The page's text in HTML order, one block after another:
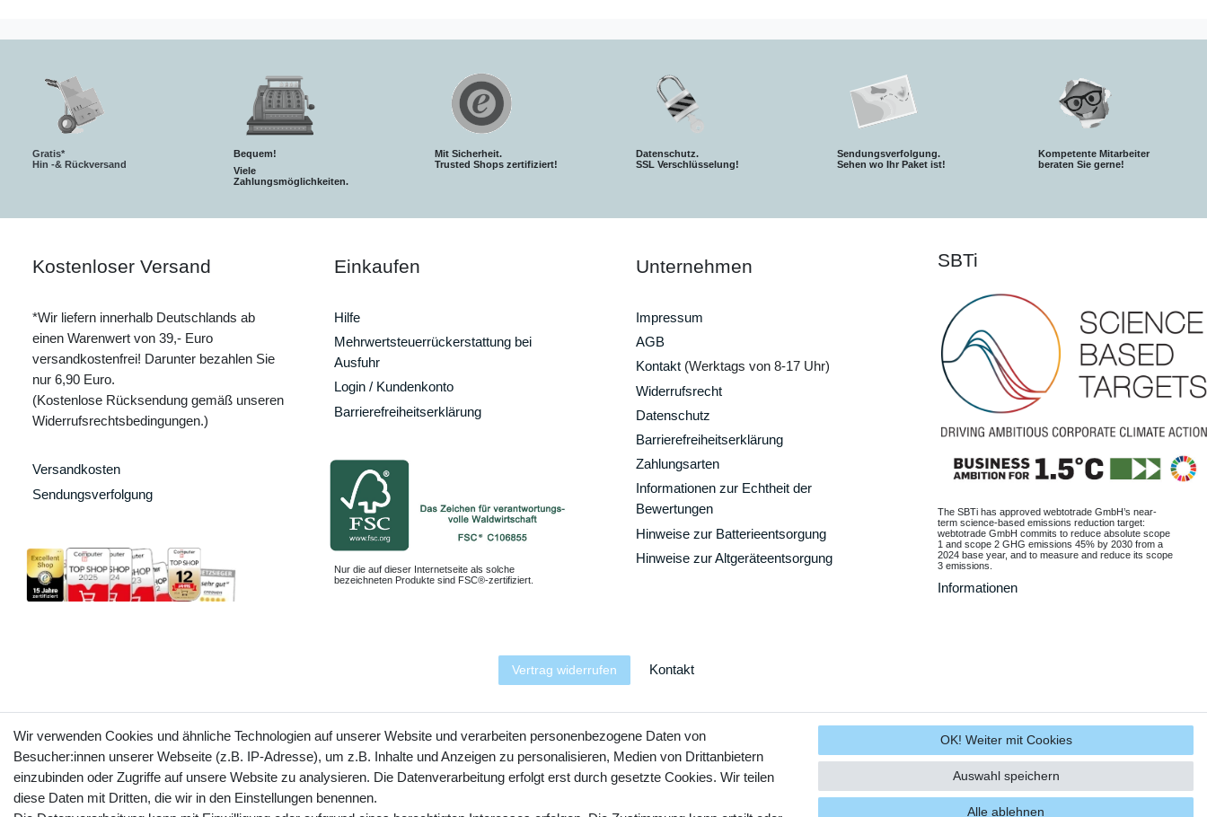
Gratis*
Hin -& Rückversand
Bequem!
Viele
Zahlungsmöglichkeiten.
Mit Sicherheit.
Trusted Shops zertifiziert!
Datenschutz.
SSL Verschlüsselung!
Sendungsverfolgung.
Sehen wo Ihr Paket ist!
Kompetente Mitarbeiter
beraten Sie gerne!
Kostenloser Versand
*Wir liefern innerhalb Deutschlands ab
einen Warenwert von 39,- Euro
versandkostenfrei! Darunter bezahlen Sie
nur 6,90 Euro.
(Kostenlose Rücksendung gemäß unseren
Widerrufsrechtsbedingungen.)
Versandkosten
Sendungsverfolgung
Einkaufen
Hilfe
Mehrwertsteuerrückerstattung bei
Ausfuhr
Login / Kundenkonto
Barrierefreiheitserklärung
Nur die auf dieser Internetseite als solche
bezeichneten Produkte sind FSC®-zertifiziert.
Unternehmen
Impressum
AGB
Kontakt (Werktags von 8-17 Uhr)
Widerrufsrecht
Datenschutz
Barrierefreiheitserklärung
Zahlungsarten
Informationen zur Echtheit der
Bewertungen
Hinweise zur Batterieentsorgung
Hinweise zur Altgeräteentsorgung
SBTi
The SBTi has approved webtotrade GmbH’s near-
term science-based emissions reduction target:
webtotrade GmbH commits to reduce absolute scope
1 and scope 2 GHG emissions 45% by 2030 from a
2024 base year, and to measure and reduce its scope
3 emissions.
Informationen
Vertrag widerrufen Kontakt
Wir verwenden Cookies und ähnliche Technologien auf unserer Website und verarbeiten personenbezogene Daten von
Besucher:innen unserer Webseite (z.B. IP-Adresse), um z.B. Inhalte und Anzeigen zu personalisieren, Medien von Drittanbietern
einzubinden oder Zugriffe auf unsere Website zu analysieren. Die Datenverarbeitung erfolgt erst durch gesetzte Cookies. Wir teilen
diese Daten mit Dritten, die wir in den Einstellungen benennen.
OK! Weiter mit Cookies
Alle ablehnen
Auswahl speichern